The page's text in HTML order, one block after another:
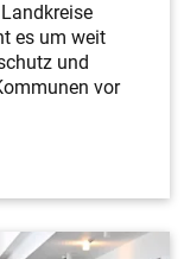
es um weit
und
vor